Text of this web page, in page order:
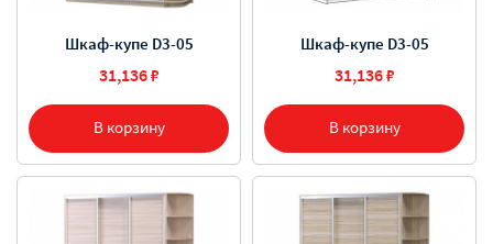
В корзину
Шкаф-купе D3-05
31,136 ₽
В корзину
Шкаф-купе D3-05
31,136 ₽